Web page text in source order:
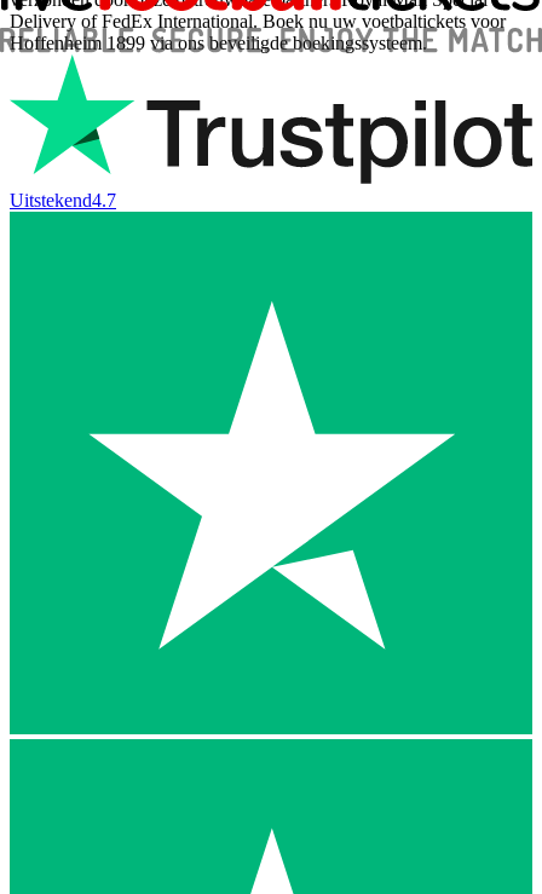
Delivery of FedEx International. Boek nu uw voetbaltickets voor
Hoffenheim 1899 via ons beveiligde boekingssysteem.
Uitstekend4.7